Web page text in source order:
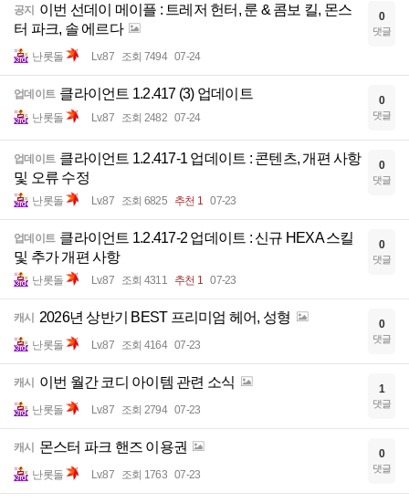
공지
이번 선데이 메이플 : 트레저 헌터, 룬 & 콤보 킬, 몬스
터 파크, 솔 에르다
난롯돌 Lv.87 조회 7494 07-24
0
댓글
업데이트 클라이언트 1.2.417 (3) 업데이트
난롯돌 Lv.87 조회 2482 07-24
0
댓글
업데이트 클라이언트 1.2.417-1 업데이트 : 콘텐츠, 개편 사항
및 오류 수정
난롯돌 Lv.87 조회 6825 추천 1 07-23
0
댓글
업데이트 클라이언트 1.2.417-2 업데이트 : 신규 HEXA 스킬
및 추가 개편 사항
난롯돌 Lv.87 조회 4311 추천 1 07-23
0
댓글
캐시 2026년 상반기 BEST 프리미엄 헤어, 성형
난롯돌 Lv.87 조회 4164 07-23
0
댓글
캐시 이번 월간 코디 아이템 관련 소식
난롯돌 Lv.87 조회 2794 07-23
1
댓글
캐시 몬스터 파크 핸즈 이용권
난롯돌 Lv.87 조회 1763 07-23
0
댓글